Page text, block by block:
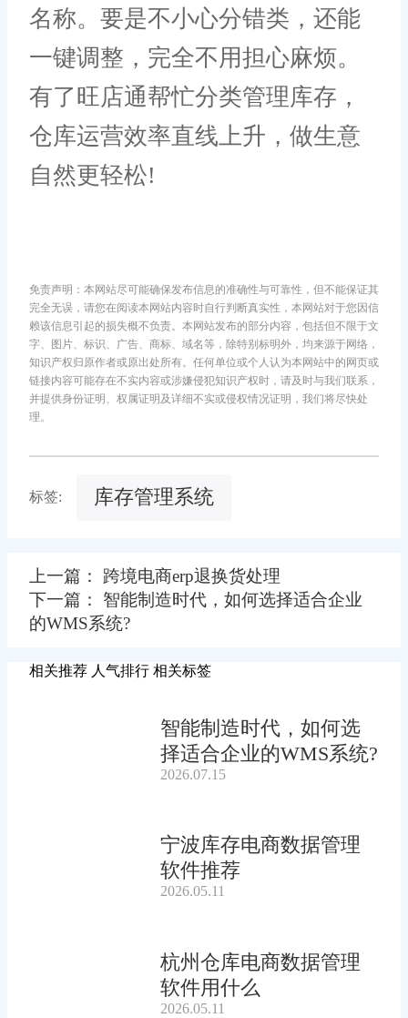
名称。要是不小心分错类，还能
一键调整，完全不用担心麻烦。
有了旺店通帮忙分类管理库存，
仓库运营效率直线上升，做生意
自然更轻松!
免责声明：本网站尽可能确保发布信息的准确性与可靠性，但不能保证其
完全无误，请您在阅读本网站内容时自行判断真实性，本网站对于您因信
赖该信息引起的损失概不负责。本网站发布的部分内容，包括但不限于文
字、图片、标识、广告、商标、域名等，除特别标明外，均来源于网络，
知识产权归原作者或原出处所有。任何单位或个人认为本网站中的网页或
链接内容可能存在不实内容或涉嫌侵犯知识产权时，请及时与我们联系，
并提供身份证明、权属证明及详细不实或侵权情况证明，我们将尽快处
理。
标签: 库存管理系统
上一篇： 跨境电商erp退换货处理
下一篇： 智能制造时代，如何选择适合企业
的WMS系统?
相关推荐 人气排行 相关标签
智能制造时代，如何选
择适合企业的WMS系统?
2026.07.15
宁波库存电商数据管理
软件推荐
2026.05.11
杭州仓库电商数据管理
软件用什么
2026.05.11